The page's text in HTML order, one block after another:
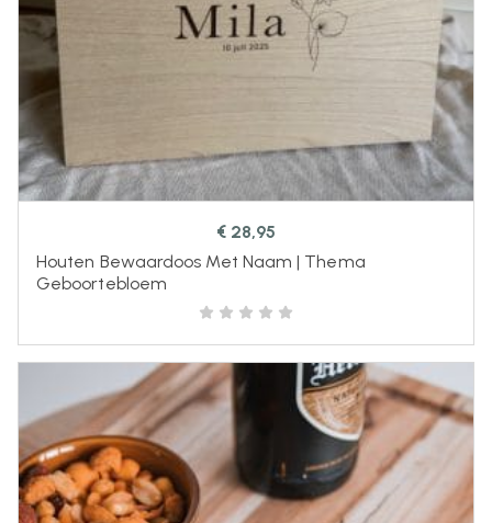
€28,95
Houten Bewaardoos Met Naam | Thema
Geboortebloem